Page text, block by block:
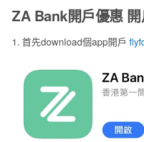
ZA Bank開戶優惠
1. 首先download個app開戶